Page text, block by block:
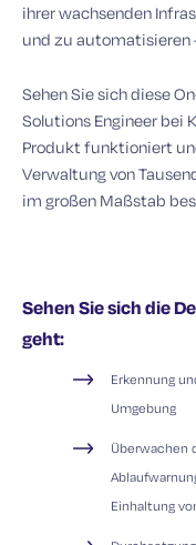
ihrer wachsenden
und zu automatisieren
Sehen Sie sich diese
Solutions Engineer bei
Produkt funktioniert
Verwaltung von
im großen Maßstab
Sehen Sie sich die
geht:
Erkennung
Umgebung
Überwachen
Einhaltung